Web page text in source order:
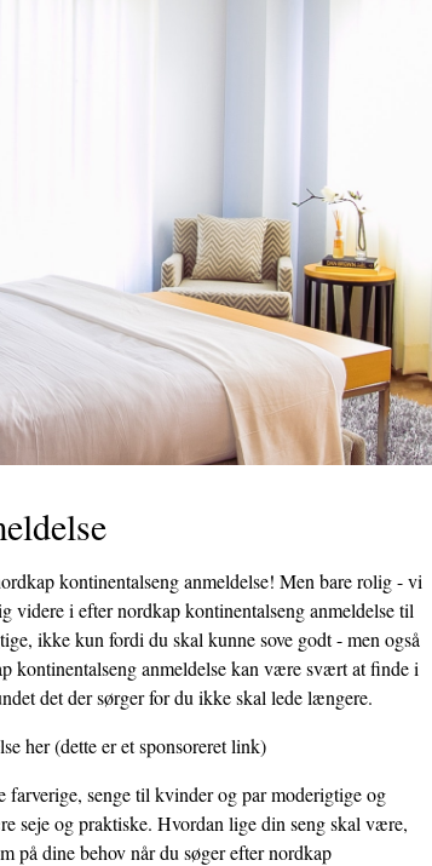
kontinentalseng anmeldelse! Men bare rolig - vi
videre i efter nordkap kontinentalseng anmeldelse til
ikke kun fordi du skal kunne sove godt - men også
kontinentalseng anmeldelse kan være svært at finde i
det der sørger for du ikke skal lede længere.
her(dette er et sponsoreret link)
senge til kvinder og par moderigtige og
seje og praktiske. Hvordan lige din seng skal være,
dine behov når du søger efter nordkap